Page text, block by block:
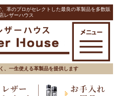
革のプロがセレクトした最良の革製品を多数販
レザーハウス
、一生使える革製品を提供します